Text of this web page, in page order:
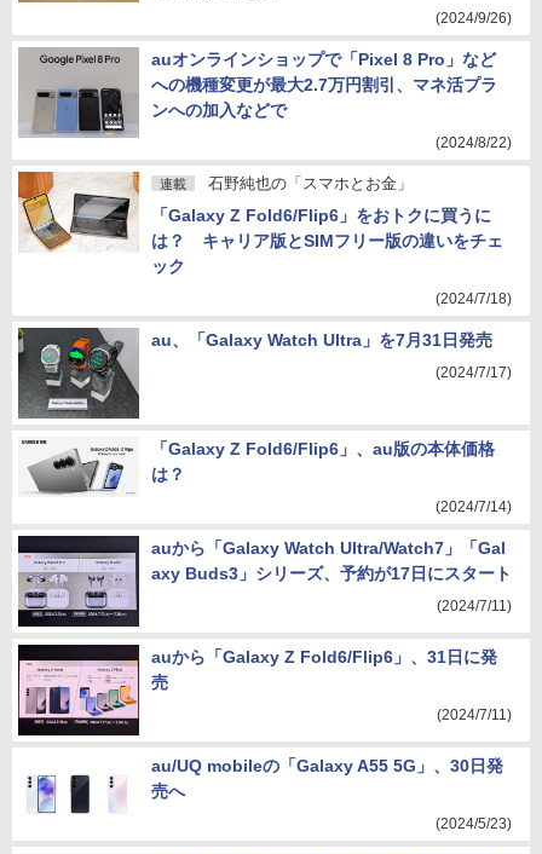
(2024/9/26)
auオンラインショップで「Pixel 8 Pro」など
への機種変更が最大2.7万円割引、マネ活プラ
ンへの加入などで
(2024/8/22)
連載 石野純也の「スマホとお金」
「Galaxy Z Fold6/Flip6」をおトクに買うに
は？ キャリア版とSIMフリー版の違いをチェ
ック
(2024/7/18)
au、「Galaxy Watch Ultra」を7月31日発売
(2024/7/17)
「Galaxy Z Fold6/Flip6」、au版の本体価格
は？
(2024/7/14)
auから「Galaxy Watch Ultra/Watch7」「Gal
axy Buds3」シリーズ、予約が17日にスタート
(2024/7/11)
auから「Galaxy Z Fold6/Flip6」、31日に発
売
(2024/7/11)
au/UQ mobileの「Galaxy A55 5G」、30日発
売へ
(2024/5/23)